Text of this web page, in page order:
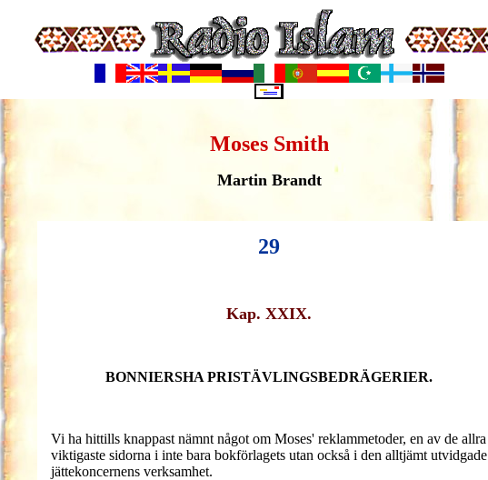
Moses Smith
Martin Brandt
29
Kap. XXIX.
BONNIERSHA PRISTÄVLINGSBEDRÄGERIER.
Vi ha hittills knappast nämnt något om Moses' reklammetoder, en av de allra
viktigaste sidorna i inte bara bokförlagets utan också i den alltjämt utvidgade
jättekoncernens verksamhet.